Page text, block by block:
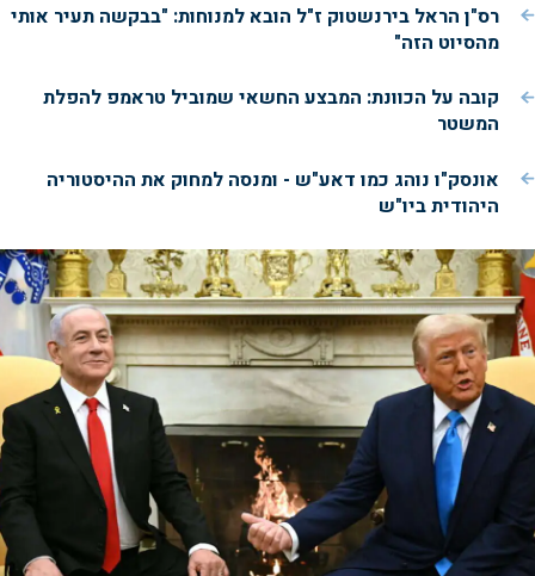
רס"ן הראל בירנשטוק ז"ל הובא למנוחות: "בבקשה תעיר אותי
מהסיוט הזה"
קובה על הכוונת: המבצע החשאי שמוביל טראמפ להפלת
המשטר
אונסק"ו נוהג כמו דאע"ש - ומנסה למחוק את ההיסטוריה
היהודית ביו"ש